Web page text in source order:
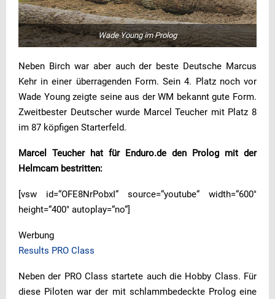
Wade Young im Prolog
Neben Birch war aber auch der beste Deutsche Marcus
Kehr in einer überragenden Form. Sein 4. Platz noch vor
Wade Young zeigte seine aus der WM bekannt gute Form.
Zweitbester Deutscher wurde Marcel Teucher mit Platz 8
im 87 köpfigen Starterfeld.
Marcel Teucher hat für Enduro.de den Prolog mit der
Helmcam bestritten:
[vsw id=“OFE8NrPobxI“ source=“youtube“ width=“600″
height=“400″ autoplay=“no“]
Werbung
Results PRO Class
Neben der PRO Class startete auch die Hobby Class. Für
diese Piloten war der mit schlammbedeckte Prolog eine